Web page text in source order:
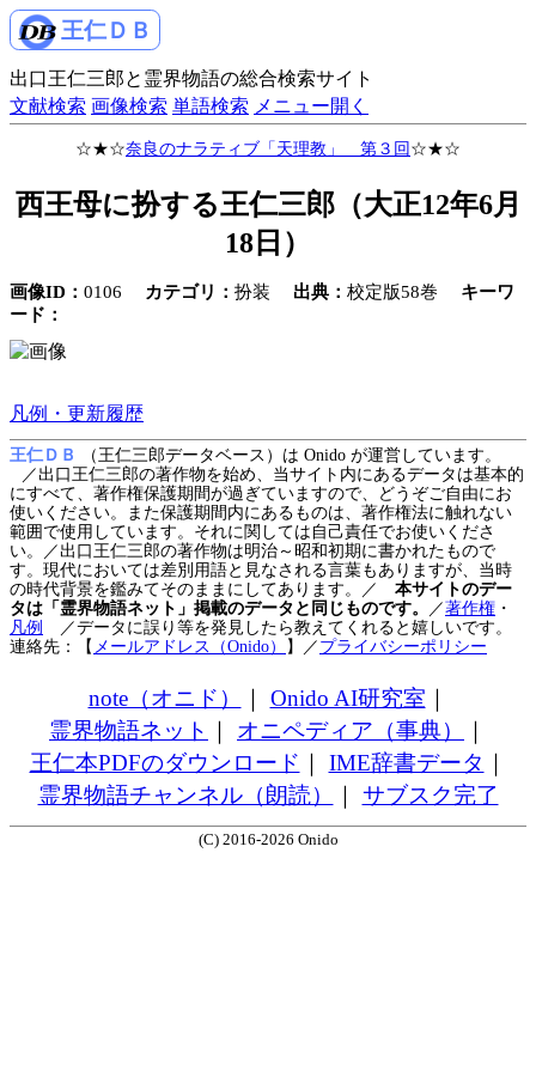
王仁ＤＢ
出口王仁三郎と霊界物語の総合検索サイト
文献検索 画像検索 単語検索 メニュー開く
☆★☆奈良のナラティブ「天理教」 第３回☆★☆
西王母に扮する王仁三郎（大正12年6月
18日）
画像ID： 0106 カテゴリ： 扮装 出典： 校定版58巻
キーワ
ード：
凡例・更新履歴
王仁ＤＢ
（王仁三郎データベース）は Onido が運営しています。
／出口王仁三郎の著作物を始め、当サイト内にあるデータは基本的
にすべて、著作権保護期間が過ぎていますので、どうぞご自由にお
使いください。また保護期間内にあるものは、著作権法に触れない
範囲で使用しています。それに関しては自己責任でお使いくださ
い。／出口王仁三郎の著作物は明治～昭和初期に書かれたもので
す。現代においては差別用語と見なされる言葉もありますが、当時
の時代背景を鑑みてそのままにしてあります。／ 本サイトのデー
タは「霊界物語ネット」掲載のデータと同じものです。
／著作権 ・
凡例
／データに誤り等を発見したら教えてくれると嬉しいです。
連絡先：【 メールアドレス（Onido） 】 ／プライバシーポリシー
note（オニド） ｜ Onido AI研究室 ｜
霊界物語ネット
｜ オニペディア（事典）
｜
王仁本PDFのダウンロード ｜ IME辞書データ ｜
霊界物語チャンネル（朗読）
｜ サブスク完了
(C) 2016-2026 Onido